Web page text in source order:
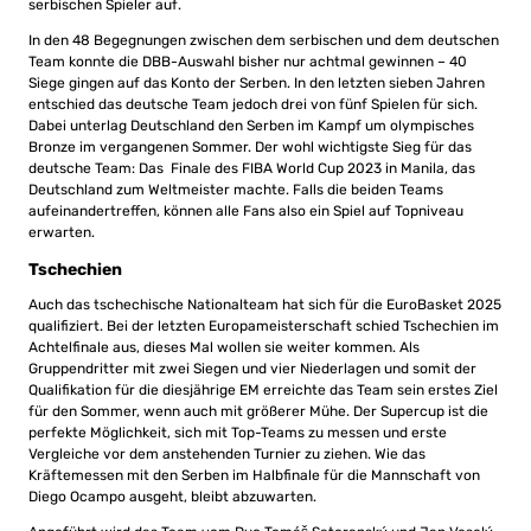
serbischen Spieler auf.
In den 48 Begegnungen zwischen dem serbischen und dem deutschen
Team konnte die DBB-Auswahl bisher nur achtmal gewinnen – 40
Siege gingen auf das Konto der Serben. In den letzten sieben Jahren
entschied das deutsche Team jedoch drei von fünf Spielen für sich.
Dabei unterlag Deutschland den Serben im Kampf um olympisches
Bronze im vergangenen Sommer. Der wohl wichtigste Sieg für das
deutsche Team: Das Finale des FIBA World Cup 2023 in Manila, das
Deutschland zum Weltmeister machte. Falls die beiden Teams
aufeinandertreffen, können alle Fans also ein Spiel auf Topniveau
erwarten.
Tschechien
Auch das tschechische Nationalteam hat sich für die EuroBasket 2025
qualifiziert. Bei der letzten Europameisterschaft schied Tschechien im
Achtelfinale aus, dieses Mal wollen sie weiter kommen. Als
Gruppendritter mit zwei Siegen und vier Niederlagen und somit der
Qualifikation für die diesjährige EM erreichte das Team sein erstes Ziel
für den Sommer, wenn auch mit größerer Mühe. Der Supercup ist die
perfekte Möglichkeit, sich mit Top-Teams zu messen und erste
Vergleiche vor dem anstehenden Turnier zu ziehen. Wie das
Kräftemessen mit den Serben im Halbfinale für die Mannschaft von
Diego Ocampo ausgeht, bleibt abzuwarten.